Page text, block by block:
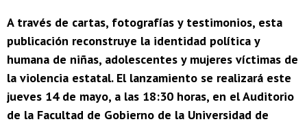
A través de cartas, fotografías y testimonios, esta
publicación reconstruye la identidad política y
humana de niñas, adolescentes y mujeres víctimas de
la violencia estatal. El lanzamiento se realizará este
jueves 14 de mayo, a las 18:30 horas, en el Auditorio
de la Facultad de Gobierno de la Universidad de